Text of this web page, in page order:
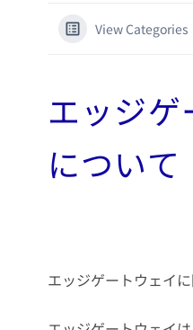
View Categories
エッジゲ
について
エッジゲートウェイ